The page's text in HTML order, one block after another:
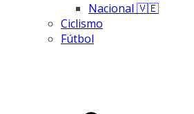
Nacional 🇻🇪
Ciclismo
Fútbol